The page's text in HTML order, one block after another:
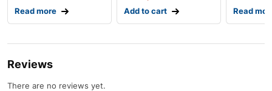
Read more Add to cart Read
Reviews
There are no reviews yet.